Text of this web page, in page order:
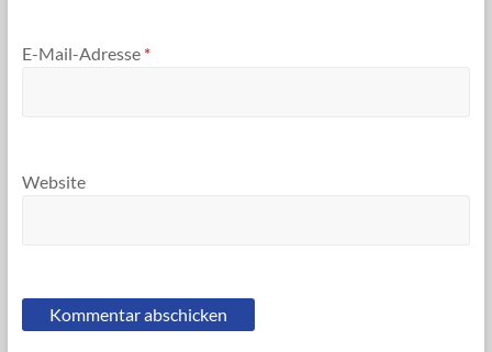
E-Mail-Adresse *
Website